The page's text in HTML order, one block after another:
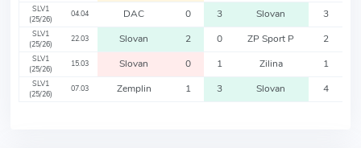
SLV1
(25/26)
04.04 DAC 0 3 Slovan 3
SLV1
(25/26)
22.03 Slovan 2 0 ZP Sport P 2
SLV1
(25/26)
15.03 Slovan 0 1 Zilina 1
SLV1
(25/26)
07.03 Zemplin 1 3 Slovan 4